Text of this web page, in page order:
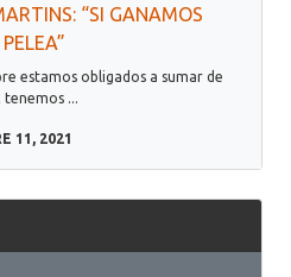
“SI GANAMOS
estamos obligados a sumar de
tenemos ...
11, 2021